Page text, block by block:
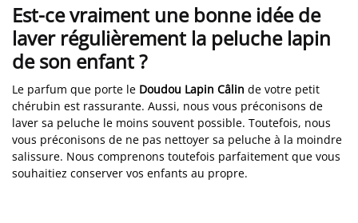
Est-ce vraiment une bonne idée de
laver régulièrement la peluche lapin
de son enfant ?
Le parfum que porte le Doudou Lapin Câlin de votre petit
chérubin est rassurante. Aussi, nous vous préconisons de
laver sa peluche le moins souvent possible. Toutefois, nous
vous préconisons de ne pas nettoyer sa peluche à la moindre
salissure. Nous comprenons toutefois parfaitement que vous
souhaitiez conserver vos enfants au propre.